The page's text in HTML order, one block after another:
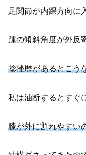
足関節が内踝方向に
踵の傾斜角度が外反
捻挫歴があるとこう
私は油断するとすぐ
膝が外に割れやすい